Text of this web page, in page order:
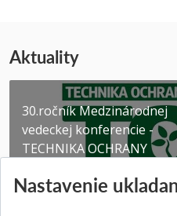
Aktuality
30.ročník Medzinárodnej
vedeckej konferencie -
TECHNIKA OCHRANY
Pridané 03.08.2026
Nastavenie